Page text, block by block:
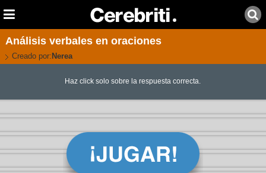
Análisis verbales en oraciones
Creado por: Nerea
Haz click solo sobre la respuesta correcta.